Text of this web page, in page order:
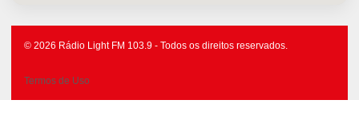
© 2026 Rádio Light FM 103.9 - Todos os direitos reservados.
Termos de Uso